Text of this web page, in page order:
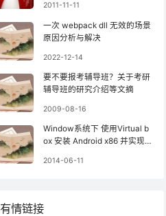
2011-11-11
一次 webpack dll 无效的场景
原因分析与解决
2022-12-14
要不要报考辅导班？关于考研
辅导班的研究介绍等文摘
2009-08-16
Window系统下 使用Virtual b
ox 安装 Android x86 并实现
2014-06-11
有情链接